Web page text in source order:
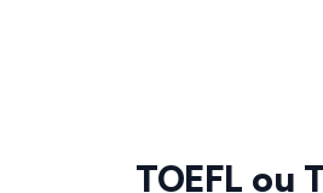
TOEFL ou